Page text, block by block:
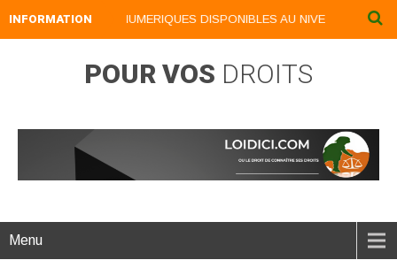
INFORMATION
NOS LIVRES NUMERIQUES DISPONIBLES AU NIVEAU DU
POUR VOS DROITS
Menu